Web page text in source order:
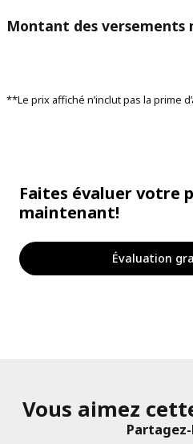
Montant des versements
**Le prix affiché n’inclut pas la prime
Faites évaluer votre
maintenant!
Évaluation
Vous aimez